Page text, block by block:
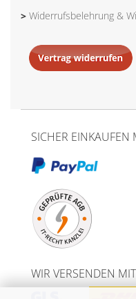
> Widerrufsbelehrung &
SICHER EINKAUFEN
WIR VERSENDEN MIT